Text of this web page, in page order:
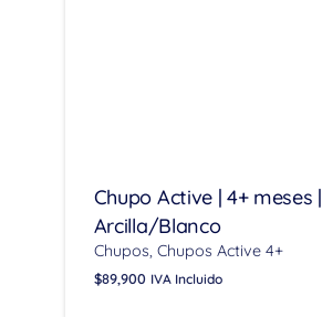
Chupo Active | 4+ meses |
Arcilla/Blanco
Chupos Chupos Active 4+
$89,900 IVA Incluido